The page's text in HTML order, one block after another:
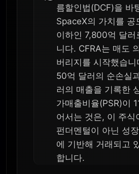
름할인법(DCF)을 바
SpaceX의 가치를 공
이하인 7,800억 달러
니다. CFRA는 매도
버리지를 시작했습
50억 달러의 순손실
러의 매출을 기록한
가매출비율(PSR)이
어서는 것은, 이 주식
펀더멘털이 아닌 성
에 기반해 거래되고
합니다.